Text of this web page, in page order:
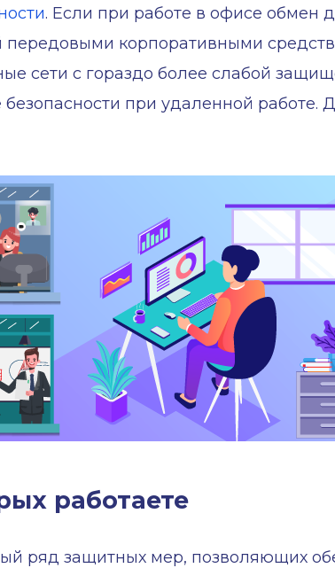
. Если при работе в офисе обмен
корпоративными
сети с гораздо более слабой
при удаленной работе.
работаете
ряд защитных мер, позволяющих